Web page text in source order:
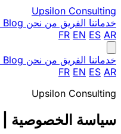
Upsilon Consulting
خدماتنا الفريق من نحن Blog
FR EN ES AR
خدماتنا الفريق من نحن Blog
FR EN ES AR
Upsilon Consulting
سياسة الخصوصية | Upsilon Consulting